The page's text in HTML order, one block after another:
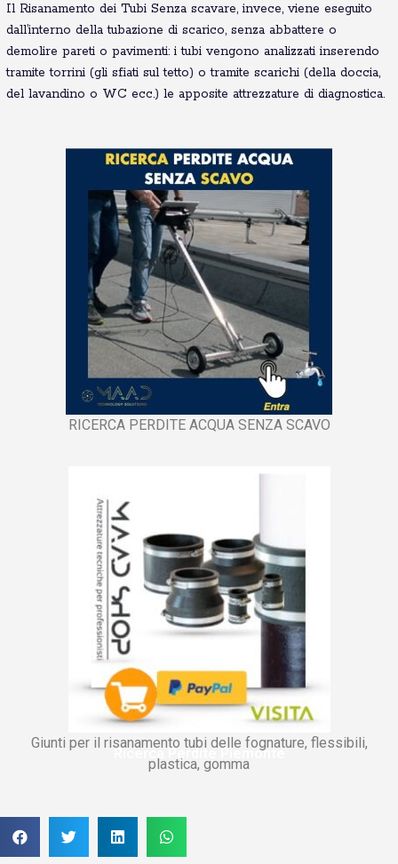
Il Risanamento dei Tubi Senza scavare, invece, viene eseguito
dall’interno della tubazione di scarico, senza abbattere o
demolire pareti o pavimenti: i tubi vengono analizzati inserendo
tramite torrini (gli sfiati sul tetto) o tramite scarichi (della doccia,
del lavandino o WC ecc.) le apposite attrezzature di diagnostica.
RICERCA PERDITE ACQUA SENZA SCAVO
Giunti per il risanamento tubi delle fognature, flessibili,
plastica, gomma
Ricerca Perdite Piemonte